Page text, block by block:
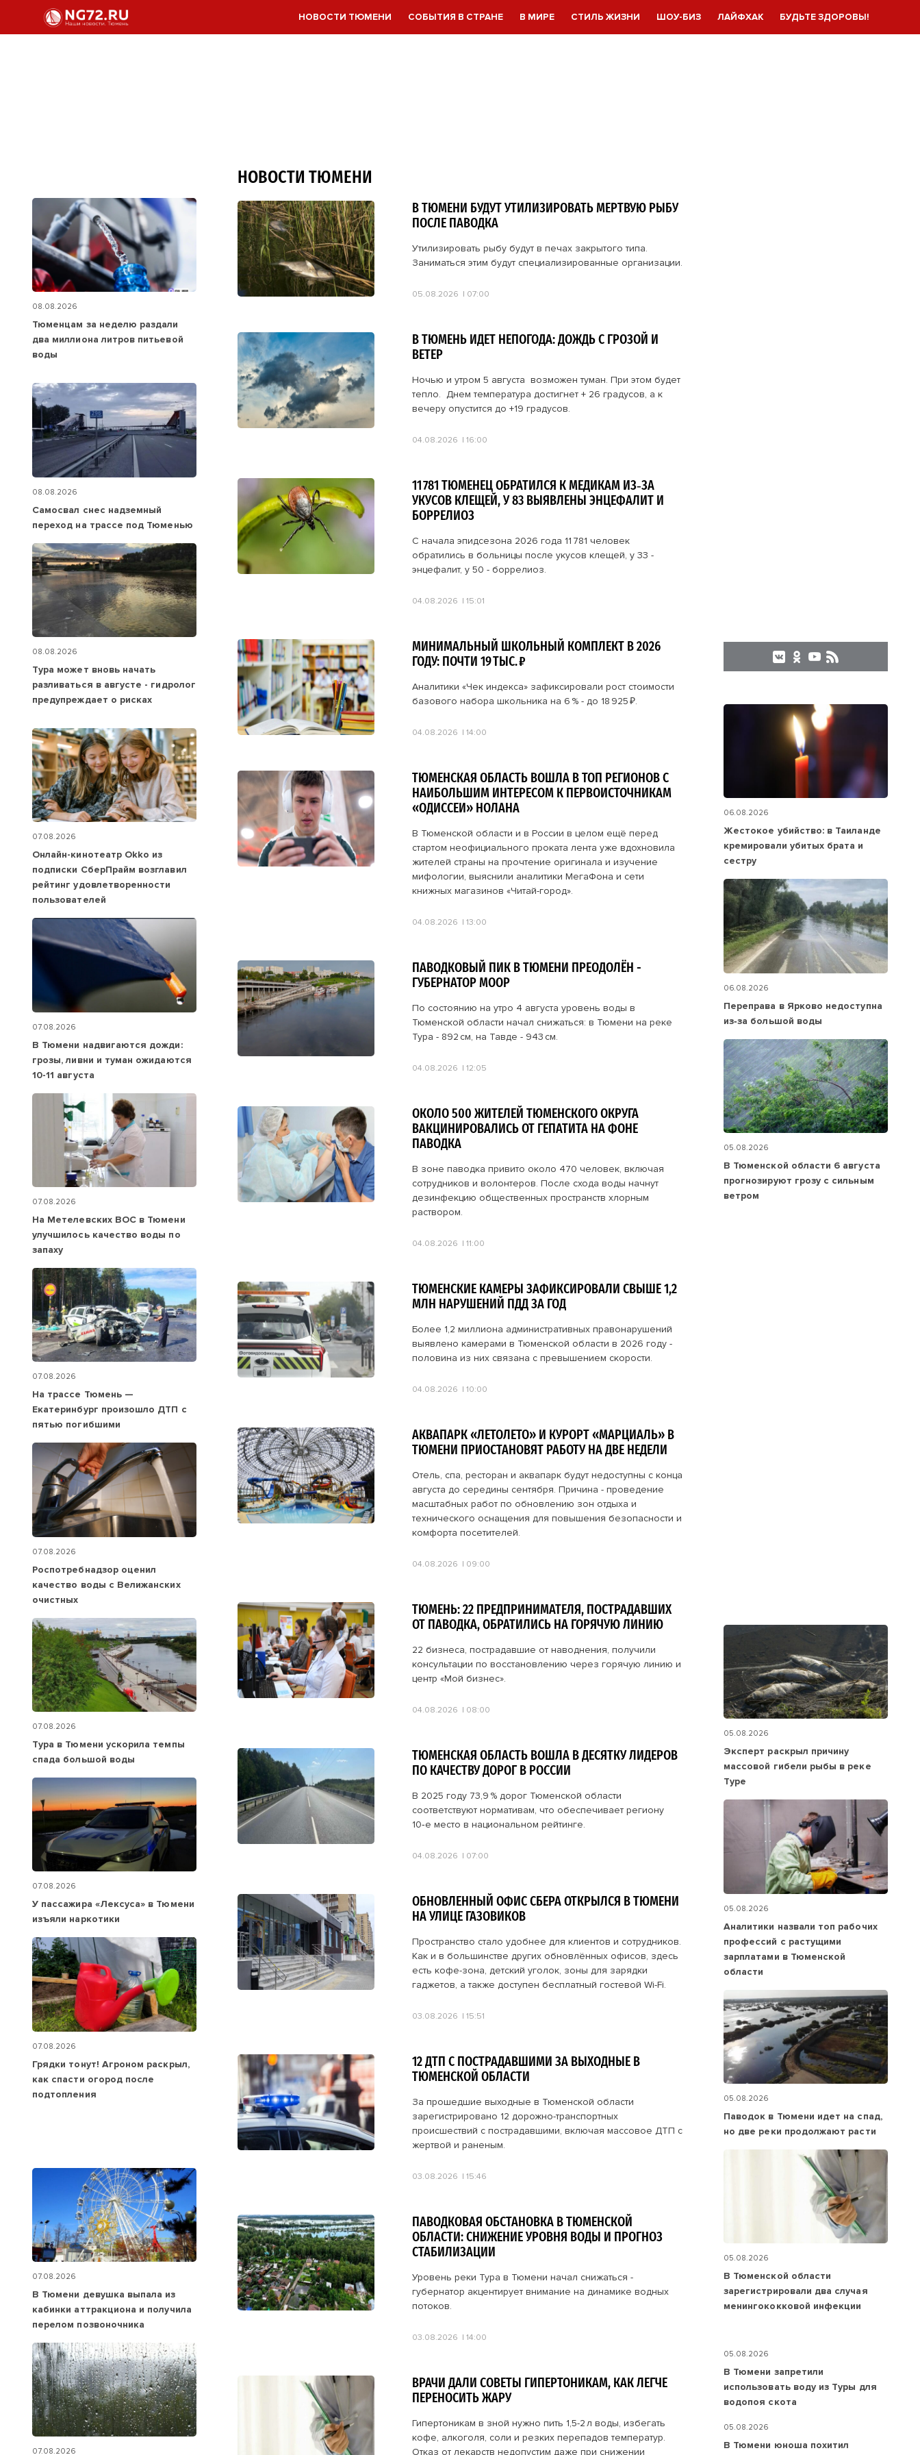
НОВОСТИ ТЮМЕНИ СОБЫТИЯ В СТРАНЕ В МИРЕ СТИЛЬ ЖИЗНИ ШОУ-БИЗ ЛАЙФХАК БУДЬТЕ ЗДОРОВЫ!
НОВОСТИ ТЮМЕНИ
В ТЮМЕНИ БУДУТ УТИЛИЗИРОВАТЬ МЕРТВУЮ РЫБУ
ПОСЛЕ ПАВОДКА
Утилизировать рыбу будут в печах закрытого типа.
Заниматься этим будут специализированные организации.
05.08.2026 07:00
В ТЮМЕНЬ ИДЕТ НЕПОГОДА: ДОЖДЬ С ГРОЗОЙ И
ВЕТЕР
Ночью и утром 5 августа возможен туман. При этом будет
тепло. Днем температура достигнет + 26 градусов, а к
вечеру опустится до +19 градусов.
04.08.2026 16:00
11 781 ТЮМЕНЕЦ ОБРАТИЛСЯ К МЕДИКАМ ИЗ‑ЗА
УКУСОВ КЛЕЩЕЙ, У 83 ВЫЯВЛЕНЫ ЭНЦЕФАЛИТ И
БОРРЕЛИОЗ
С начала эпидсезона 2026 года 11 781 человек
обратились в больницы после укусов клещей, у 33 -
энцефалит, у 50 - боррелиоз.
04.08.2026 15:01
МИНИМАЛЬНЫЙ ШКОЛЬНЫЙ КОМПЛЕКТ В 2026
ГОДУ: ПОЧТИ 19 ТЫС. ₽
Аналитики «Чек индекса» зафиксировали рост стоимости
базового набора школьника на 6 % - до 18 925 ₽.
04.08.2026 14:00
ТЮМЕНСКАЯ ОБЛАСТЬ ВОШЛА В ТОП РЕГИОНОВ С
НАИБОЛЬШИМ ИНТЕРЕСОМ К ПЕРВОИСТОЧНИКАМ
«ОДИССЕИ» НОЛАНА
В Тюменской области и в России в целом ещё перед
стартом неофициального проката лента уже вдохновила
жителей страны на прочтение оригинала и изучение
мифологии, выяснили аналитики МегаФона и сети
книжных магазинов «Читай-город».
04.08.2026 13:00
ПАВОДКОВЫЙ ПИК В ТЮМЕНИ ПРЕОДОЛЁН -
ГУБЕРНАТОР МООР
По состоянию на утро 4 августа уровень воды в
Тюменской области начал снижаться: в Тюмени на реке
Тура - 892 см, на Тавде - 943 см.
04.08.2026 12:05
ОКОЛО 500 ЖИТЕЛЕЙ ТЮМЕНСКОГО ОКРУГА
ВАКЦИНИРОВАЛИСЬ ОТ ГЕПАТИТА НА ФОНЕ
ПАВОДКА
В зоне паводка привито около 470 человек, включая
сотрудников и волонтеров. После схода воды начнут
дезинфекцию общественных пространств хлорным
раствором.
04.08.2026 11:00
ТЮМЕНСКИЕ КАМЕРЫ ЗАФИКСИРОВАЛИ СВЫШЕ 1,2
МЛН НАРУШЕНИЙ ПДД ЗА ГОД
Более 1,2 миллиона административных правонарушений
выявлено камерами в Тюменской области в 2026 году -
половина из них связана с превышением скорости.
04.08.2026 10:00
АКВАПАРК «ЛЕТОЛЕТО» И КУРОРТ «МАРЦИАЛЬ» В
ТЮМЕНИ ПРИОСТАНОВЯТ РАБОТУ НА ДВЕ НЕДЕЛИ
Отель, спа, ресторан и аквапарк будут недоступны с конца
августа до середины сентября. Причина - проведение
масштабных работ по обновлению зон отдыха и
технического оснащения для повышения безопасности и
комфорта посетителей.
04.08.2026 09:00
ТЮМЕНЬ: 22 ПРЕДПРИНИМАТЕЛЯ, ПОСТРАДАВШИХ
ОТ ПАВОДКА, ОБРАТИЛИСЬ НА ГОРЯЧУЮ ЛИНИЮ
22 бизнеса, пострадавшие от наводнения, получили
консультации по восстановлению через горячую линию и
центр «Мой бизнес».
04.08.2026 08:00
ТЮМЕНСКАЯ ОБЛАСТЬ ВОШЛА В ДЕСЯТКУ ЛИДЕРОВ
ПО КАЧЕСТВУ ДОРОГ В РОССИИ
В 2025 году 73,9 % дорог Тюменской области
соответствуют нормативам, что обеспечивает региону
10‑е место в национальном рейтинге.
04.08.2026 07:00
ОБНОВЛЕННЫЙ ОФИС СБЕРА ОТКРЫЛСЯ В ТЮМЕНИ
НА УЛИЦЕ ГАЗОВИКОВ
Пространство стало удобнее для клиентов и сотрудников.
Как и в большинстве других обновлённых офисов, здесь
есть кофе-зона, детский уголок, зоны для зарядки
гаджетов, а также доступен бесплатный гостевой Wi-Fi.
03.08.2026 15:51
12 ДТП С ПОСТРАДАВШИМИ ЗА ВЫХОДНЫЕ В
ТЮМЕНСКОЙ ОБЛАСТИ
За прошедшие выходные в Тюменской области
зарегистрировано 12 дорожно-транспортных
происшествий с пострадавшими, включая массовое ДТП с
жертвой и раненым.
03.08.2026 15:46
ПАВОДКОВАЯ ОБСТАНОВКА В ТЮМЕНСКОЙ
ОБЛАСТИ: СНИЖЕНИЕ УРОВНЯ ВОДЫ И ПРОГНОЗ
СТАБИЛИЗАЦИИ
Уровень реки Тура в Тюмени начал снижаться -
губернатор акцентирует внимание на динамике водных
потоков.
03.08.2026 14:00
ВРАЧИ ДАЛИ СОВЕТЫ ГИПЕРТОНИКАМ, КАК ЛЕГЧЕ
ПЕРЕНОСИТЬ ЖАРУ
Гипертоникам в зной нужно пить 1,5-2 л воды, избегать
кофе, алкоголя, соли и резких перепадов температур.
Отказ от лекарств недопустим даже при снижении
08.08.2026
Тюменцам за неделю раздали
два миллиона литров питьевой
воды
08.08.2026
Самосвал снес надземный
переход на трассе под Тюменью
08.08.2026
Тура может вновь начать
разливаться в августе - гидролог
предупреждает о рисках
07.08.2026
Онлайн-кинотеатр Okko из
подписки СберПрайм возглавил
рейтинг удовлетворенности
пользователей
07.08.2026
В Тюмени надвигаются дожди:
грозы, ливни и туман ожидаются
10-11 августа
07.08.2026
На Метелевских ВОС в Тюмени
улучшилось качество воды по
запаху
07.08.2026
На трассе Тюмень —
Екатеринбург произошло ДТП с
пятью погибшими
07.08.2026
Роспотребнадзор оценил
качество воды с Велижанских
очистных
07.08.2026
Тура в Тюмени ускорила темпы
спада большой воды
07.08.2026
У пассажира «Лексуса» в Тюмени
изъяли наркотики
07.08.2026
Грядки тонут! Агроном раскрыл,
как спасти огород после
подтопления
07.08.2026
В Тюмени девушка выпала из
кабинки аттракциона и получила
перелом позвоночника
07.08.2026
06.08.2026
Жестокое убийство: в Таиланде
кремировали убитых брата и
сестру
06.08.2026
Переправа в Ярково недоступна
из‑за большой воды
05.08.2026
В Тюменской области 6 августа
прогнозируют грозу с сильным
ветром
05.08.2026
Эксперт раскрыл причину
массовой гибели рыбы в реке
Туре
05.08.2026
Аналитики назвали топ рабочих
профессий с растущими
зарплатами в Тюменской
области
05.08.2026
Паводок в Тюмени идет на спад,
но две реки продолжают расти
05.08.2026
В Тюменской области
зарегистрировали два случая
менингококковой инфекции
05.08.2026
В Тюмени запретили
использовать воду из Туры для
водопоя скота
05.08.2026
В Тюмени юноша похитил